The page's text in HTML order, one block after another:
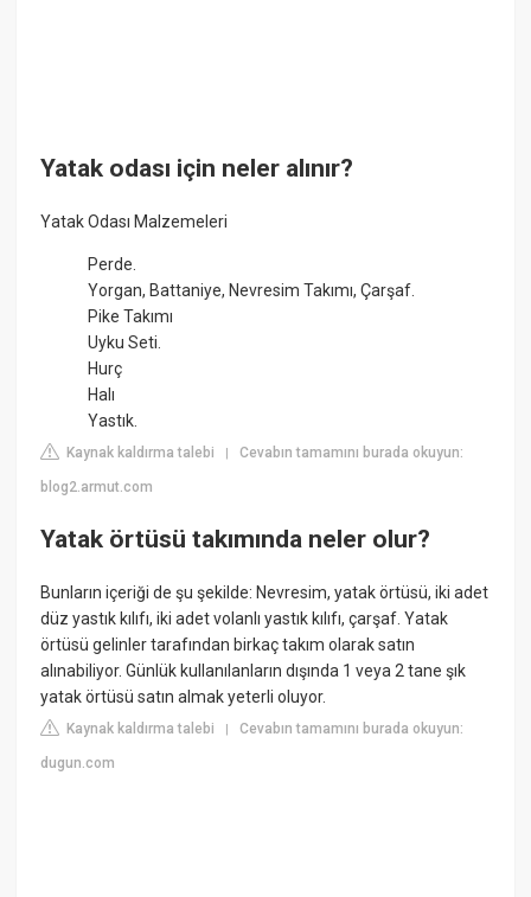
Yatak odası için neler alınır?
Yatak Odası Malzemeleri
Perde.
Yorgan, Battaniye, Nevresim Takımı, Çarşaf.
Pike Takımı
Uyku Seti.
Hurç
Halı
Yastık.
Kaynak kaldırma talebi |Cevabın tamamını burada okuyun:
blog2.armut.com
Yatak örtüsü takımında neler olur?
Bunların içeriği de şu şekilde: Nevresim, yatak örtüsü, iki adet
düz yastık kılıfı, iki adet volanlı yastık kılıfı, çarşaf. Yatak
örtüsü gelinler tarafından birkaç takım olarak satın
alınabiliyor. Günlük kullanılanların dışında 1 veya 2 tane şık
yatak örtüsü satın almak yeterli oluyor.
Kaynak kaldırma talebi |Cevabın tamamını burada okuyun:
dugun.com